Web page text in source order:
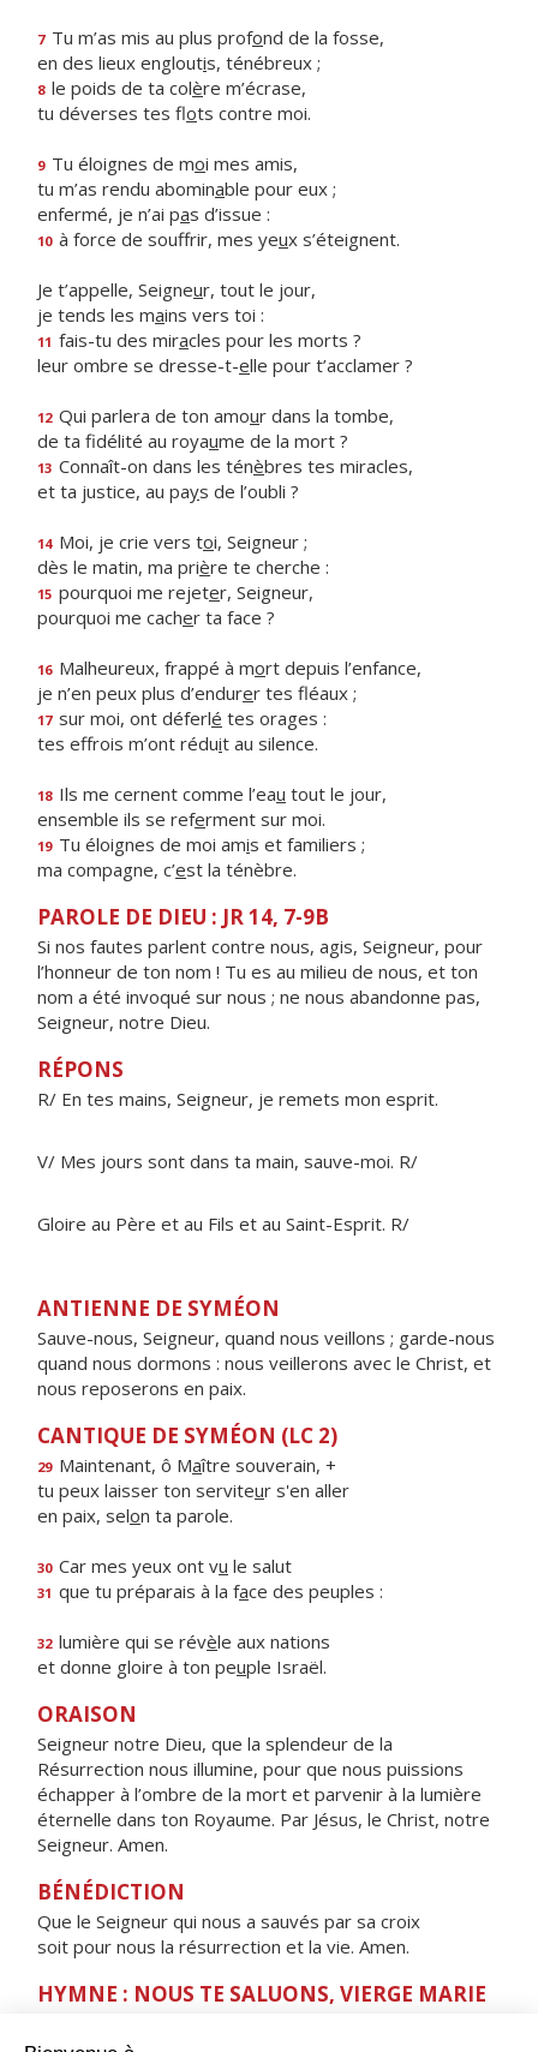
7 Tu m’as mis au plus profond de la fosse,
en des lieux engloutis, ténébreux ;
8 le poids de ta colère m’écrase,
tu déverses tes flots contre moi.
9 Tu éloignes de moi mes amis,
tu m’as rendu abominable pour eux ;
enfermé, je n’ai pas d’issue :
10 à force de souffrir, mes yeux s’éteignent.
Je t’appelle, Seigneur, tout le jour,
je tends les mains vers toi :
11 fais-tu des miracles pour les morts ?
leur ombre se dresse-t-elle pour t’acclamer ?
12 Qui parlera de ton amour dans la tombe,
de ta fidélité au royaume de la mort ?
13 Connaît-on dans les ténèbres tes miracles,
et ta justice, au pays de l’oubli ?
14 Moi, je crie vers toi, Seigneur ;
dès le matin, ma prière te cherche :
15 pourquoi me rejeter, Seigneur,
pourquoi me cacher ta face ?
16 Malheureux, frappé à mort depuis l’enfance,
je n’en peux plus d’endurer tes fléaux ;
17 sur moi, ont déferlé tes orages :
tes effrois m’ont réduit au silence.
18 Ils me cernent comme l’eau tout le jour,
ensemble ils se referment sur moi.
19 Tu éloignes de moi amis et familiers ;
ma compagne, c’est la ténèbre.
PAROLE DE DIEU : JR 14, 7-9B
Si nos fautes parlent contre nous, agis, Seigneur, pour
l’honneur de ton nom ! Tu es au milieu de nous, et ton
nom a été invoqué sur nous ; ne nous abandonne pas,
Seigneur, notre Dieu.
RÉPONS
R/ En tes mains, Seigneur, je remets mon esprit.
V/ Mes jours sont dans ta main, sauve-moi. R/
Gloire au Père et au Fils et au Saint-Esprit. R/
ANTIENNE DE SYMÉON
Sauve-nous, Seigneur, quand nous veillons ; garde-nous
quand nous dormons : nous veillerons avec le Christ, et
nous reposerons en paix.
CANTIQUE DE SYMÉON (LC 2)
29 Maintenant, ô Maître souverain, +
tu peux laisser ton serviteur s'en aller
en paix, selon ta parole.
30 Car mes yeux ont vu le salut
31 que tu préparais à la face des peuples :
32 lumière qui se révèle aux nations
et donne gloire à ton peuple Israël.
ORAISON
Seigneur notre Dieu, que la splendeur de la
Résurrection nous illumine, pour que nous puissions
échapper à l’ombre de la mort et parvenir à la lumière
éternelle dans ton Royaume. Par Jésus, le Christ, notre
Seigneur. Amen.
BÉNÉDICTION
Que le Seigneur qui nous a sauvés par sa croix
soit pour nous la résurrection et la vie. Amen.
HYMNE : NOUS TE SALUONS, VIERGE MARIE